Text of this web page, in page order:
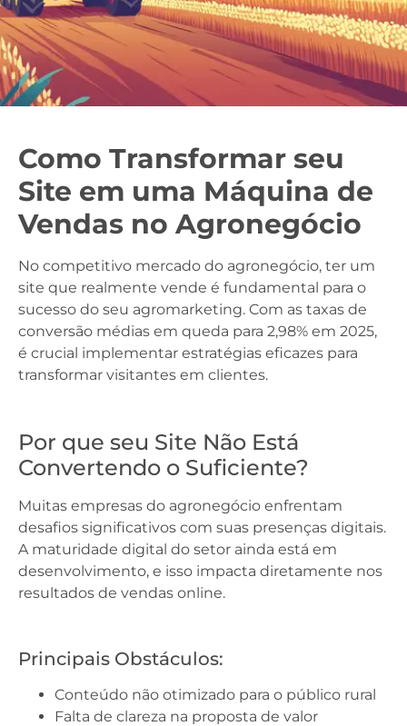
Como Transformar seu
Site em uma Máquina de
Vendas no Agronegócio
No competitivo mercado do agronegócio, ter um
site que realmente vende é fundamental para o
sucesso do seu agromarketing. Com as taxas de
conversão médias em queda para 2,98% em 2025,
é crucial implementar estratégias eficazes para
transformar visitantes em clientes.
Por que seu Site Não Está
Convertendo o Suficiente?
Muitas empresas do agronegócio enfrentam
desafios significativos com suas presenças digitais.
A maturidade digital do setor ainda está em
desenvolvimento, e isso impacta diretamente nos
resultados de vendas online.
Principais Obstáculos:
Conteúdo não otimizado para o público rural
Falta de clareza na proposta de valor